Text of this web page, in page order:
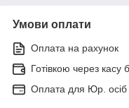
Умови оплати
Оплата на рахунок
Готівкою через касу
Оплата для Юр. осіб